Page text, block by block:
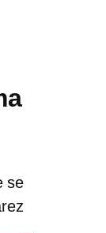
se